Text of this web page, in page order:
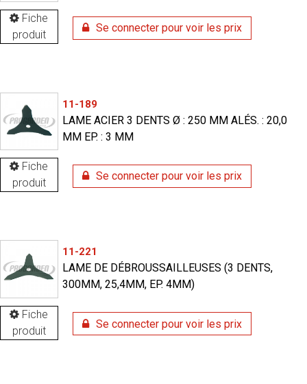
Fiche
produit
Se connecter pour voir les prix
Fiche
produit
11-189
LAME ACIER 3 DENTS Ø : 250 MM ALÉS. : 20,0
MM EP. : 3 MM
Se connecter pour voir les prix
Fiche
produit
11-221
LAME DE DÉBROUSSAILLEUSES (3 DENTS,
300MM, 25,4MM, EP. 4MM)
Se connecter pour voir les prix